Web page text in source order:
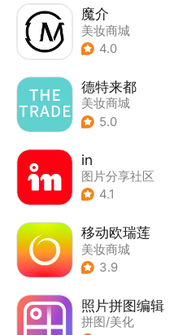
魔介
美妆商城
4.0
德特来都
美妆商城
5.0
in
图片分享社区
4.1
移动欧瑞莲
美妆商城
3.9
照片拼图编辑
拼图/美化